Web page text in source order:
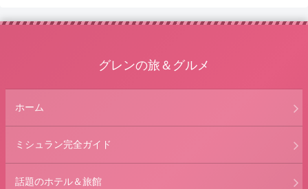
グレンの旅＆グルメ
ホーム
ミシュラン完全ガイド
話題のホテル＆旅館